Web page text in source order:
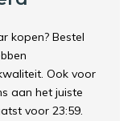
kopen? Bestel
Ook voor
aan het juiste
voor 23:59.